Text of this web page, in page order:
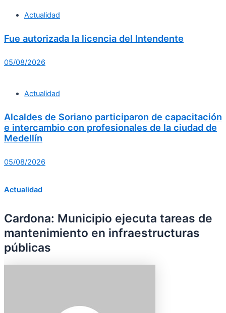
Actualidad
Fue autorizada la licencia del Intendente
05/08/2026
Actualidad
Alcaldes de Soriano participaron de capacitación
e intercambio con profesionales de la ciudad de
Medellín
05/08/2026
Actualidad
Cardona: Municipio ejecuta tareas de
mantenimiento en infraestructuras
públicas